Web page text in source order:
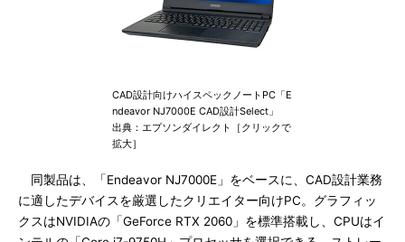
CAD設計向けハイスペックノートPC「E
ndeavor NJ7000E CAD設計Select」
出典：エプソンダイレクト［クリックで
拡大］
同製品は、「Endeavor NJ7000E」をベースに、CAD設計業務
に適したデバイスを厳選したクリエイター向けPC。グラフィッ
クスはNVIDIAの「GeForce RTX 2060」を標準搭載し、CPUはイ